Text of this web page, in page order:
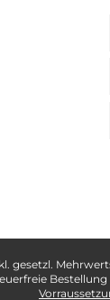
gesetzl.
Bestellung